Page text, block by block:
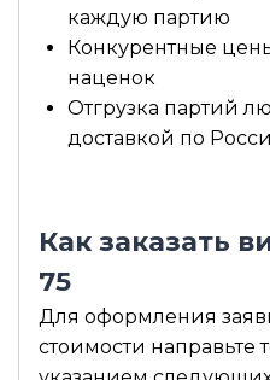
каждую партию
Конкурентные
наценок
Отгрузка партий
доставкой по
Как заказать
75
Для оформления
стоимости направьте